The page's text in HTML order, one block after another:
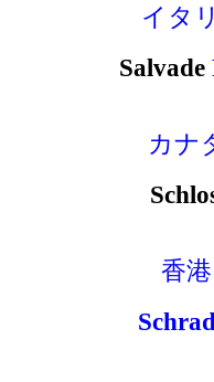
イタ
Salvade
カ
香